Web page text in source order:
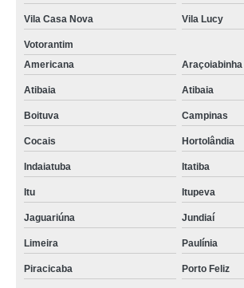
Vila Casa Nova Vila Lucy
Votorantim
Americana
Araçoiabinha
Atibaia Atibaia
Boituva Campinas
Cocais Hortolândia
Indaiatuba Itatiba
Itu Itupeva
Jaguariúna Jundiaí
Limeira Paulínia
Piracicaba Porto Feliz